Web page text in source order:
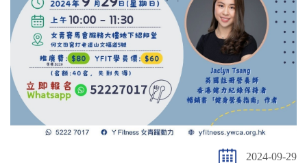
2024-09-29